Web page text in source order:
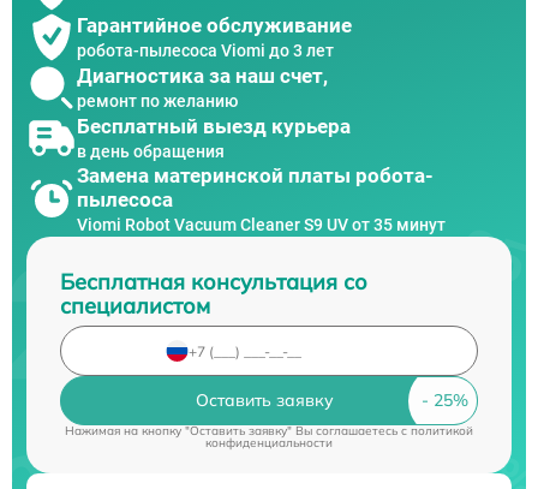
Гарантийное обслуживание
робота-пылесоса Viomi до 3 лет
Диагностика за наш счет,
ремонт по желанию
Бесплатный выезд курьера
в день обращения
Замена материнской платы робота-
пылесоса
Viomi Robot Vacuum Cleaner S9 UV от 35 минут
Бесплатная консультация со
специалистом
Оставить заявку
Нажимая на кнопку "Оставить заявку" Вы соглашаетесь cполитикой
конфиденциальности